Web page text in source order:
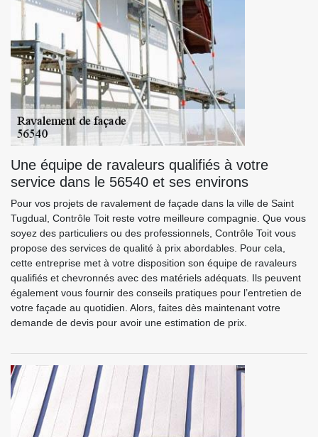
Une équipe de ravaleurs qualifiés à votre
service dans le 56540 et ses environs
Pour vos projets de ravalement de façade dans la ville de Saint
Tugdual, Contrôle Toit reste votre meilleure compagnie. Que vous
soyez des particuliers ou des professionnels, Contrôle Toit vous
propose des services de qualité à prix abordables. Pour cela,
cette entreprise met à votre disposition son équipe de ravaleurs
qualifiés et chevronnés avec des matériels adéquats. Ils peuvent
également vous fournir des conseils pratiques pour l’entretien de
votre façade au quotidien. Alors, faites dès maintenant votre
demande de devis pour avoir une estimation de prix.